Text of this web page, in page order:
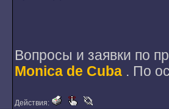
Вопросы и заявки по
Monica de Cuba. По
Действия: